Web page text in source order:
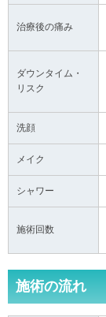
治療後の痛み
ダウンタイム・
リスク
洗顔
メイク
シャワー
施術回数
施術の流れ